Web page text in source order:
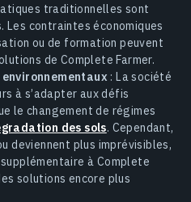
traditionnelles sont
Les contraintes économiques
ou de formation peuvent
de Complete Farmer.
: La société
à s’adapter aux défis
le changement de régimes
des sols. Cependant,
deviennent plus imprévisibles,
à Complete
solutions encore plus